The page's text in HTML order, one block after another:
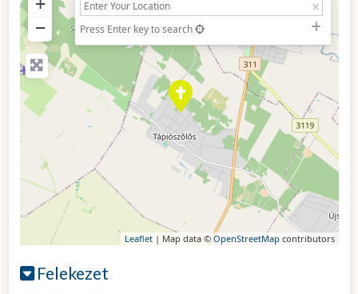
−
Press Enter key to search
Leaflet| Map data ©OpenStreetMap contributors
Felekezet